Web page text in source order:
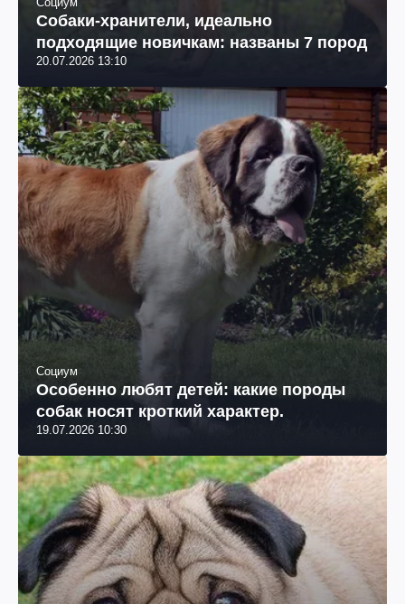
Собаки-хранители, идеально
подходящие новичкам: названы 7 пород
20.07.2026 13:10
Социум
Особенно любят детей: какие породы
собак носят кроткий характер.
19.07.2026 10:30